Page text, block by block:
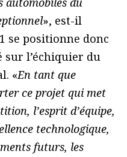
», est-il
se positionne donc
l’échiquier du
«En tant que
ce projet qui met
l’esprit d’équipe,
technologique,
futurs, les